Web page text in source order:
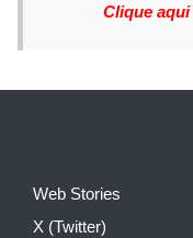
Clique aqui
Web Stories
X (Twitter)